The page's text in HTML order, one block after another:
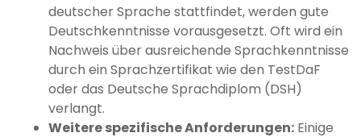
deutscher Sprache stattfindet, werden gute
Deutschkenntnisse vorausgesetzt. Oft wird ein
Nachweis über ausreichende Sprachkenntnisse
durch ein Sprachzertifikat wie den TestDaF
oder das Deutsche Sprachdiplom (DSH)
verlangt.
Weitere spezifische Anforderungen: Einige